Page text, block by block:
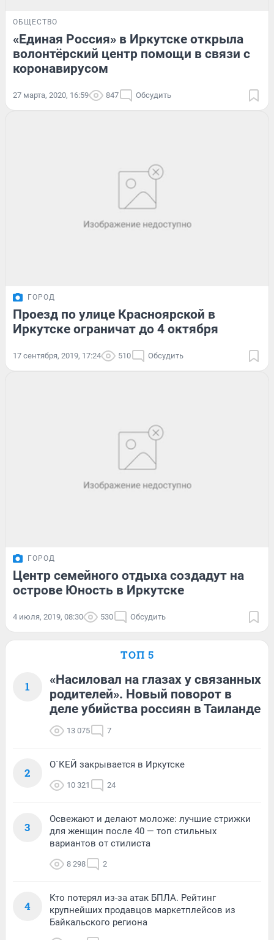
ОБЩЕСТВО
«Единая Россия» в Иркутске открыла
волонтёрский центр помощи в связи с
коронавирусом
27 марта, 2020, 16:59 847 Обсудить
ГОРОД
Проезд по улице Красноярской в
Иркутске ограничат до 4 октября
17 сентября, 2019, 17:24 510 Обсудить
ГОРОД
Центр семейного отдыха создадут на
острове Юность в Иркутске
4 июля, 2019, 08:30 530 Обсудить
ТОП 5
1
«Насиловал на глазах у связанных
родителей». Новый поворот в
деле убийства россиян в Таиланде
13 075 7
2
О`КЕЙ закрывается в Иркутске
10 321 24
3
Освежают и делают моложе: лучшие стрижки
для женщин после 40 — топ стильных
вариантов от стилиста
8 298 2
4
Кто потерял из-за атак БПЛА. Рейтинг
крупнейших продавцов маркетплейсов из
Байкальского региона